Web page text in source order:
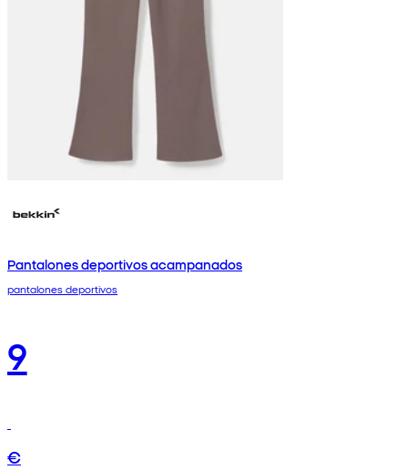
Pantalones deportivos acampanados
pantalones deportivos
9
€